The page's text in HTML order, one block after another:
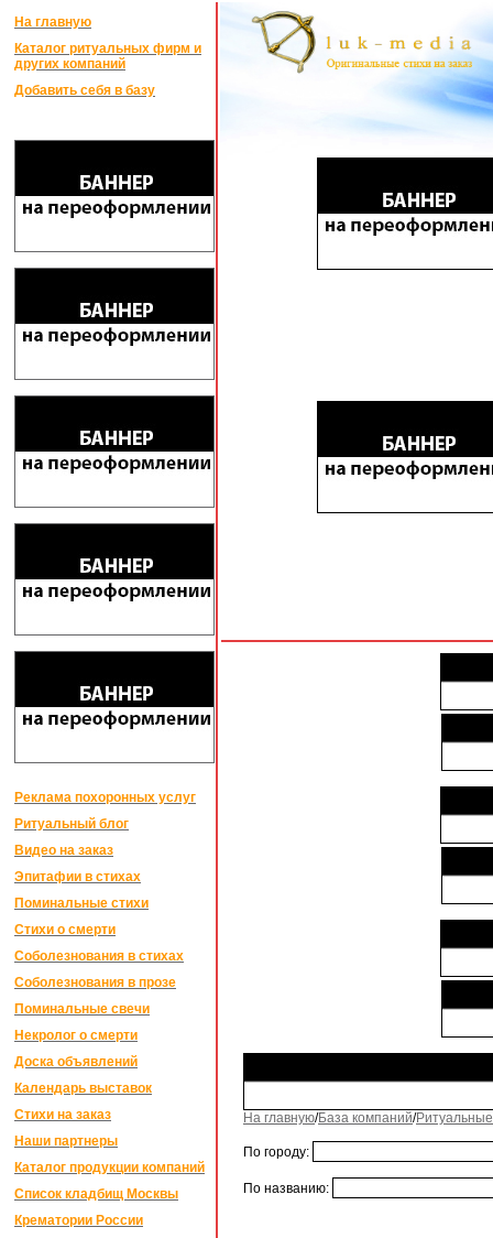
На главную
Каталог ритуальных фирм и
других компаний
Добавить себя в базу
Реклама похоронных услуг
Ритуальный блог
Видео на заказ
Эпитафии в стихах
Поминальные стихи
Стихи о смерти
Соболезнования в стихах
Соболезнования в прозе
Поминальные свечи
Некролог о смерти
Доска объявлений
Календарь выставок
Стихи на заказ
Наши партнеры
Каталог продукции компаний
Список кладбищ Москвы
Крематории России
На главную/База компаний/
По городу:
По названию: